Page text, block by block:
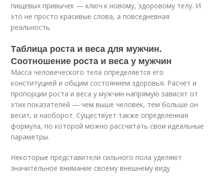
пищевых привычек — ключ к новому, здоровому телу. И
это не просто красивые слова, а повседневная
реальность.
Таблица роста и веса для мужчин.
Соотношение роста и веса у мужчин
Масса человеческого тела определяется его
конституцией и общим состоянием здоровья. Расчет и
пропорции роста и веса у мужчин напрямую зависят от
этих показателей — чем выше человек, тем больше он
весит, и наоборот. Существует также определенная
формула, по которой можно рассчитать свои идеальные
параметры.
Некоторые представители сильного пола уделяют
значительное внимание своему внешнему виду